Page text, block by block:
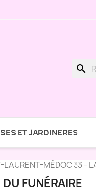
search
ET JARDINERES
LAURENT-MÉDOC 33 -
FUNÉRAIRE